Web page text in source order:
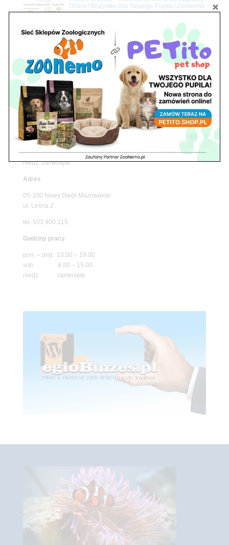
Online! Wszystko Dla Twojego Pupila | ZooNemo
Znajdź nas
Adres
05-120 Legionowo
ul. Piłsudskiego 31,
pawilon 134
tel./fax. 22 784 71 96
Godziny pracy
pon. – piąt. 10.00 – 19.00
sob. 10.00 – 15.00
niedz. zamknięte
Adres
05-100 Nowy Dwór Mazowiecki
ul. Leśna 2
tel. 503 900 215
Godziny pracy
pon. – piąt. 10.00 – 19.00
sob. 8.00 – 15.00
niedz. zamknięte